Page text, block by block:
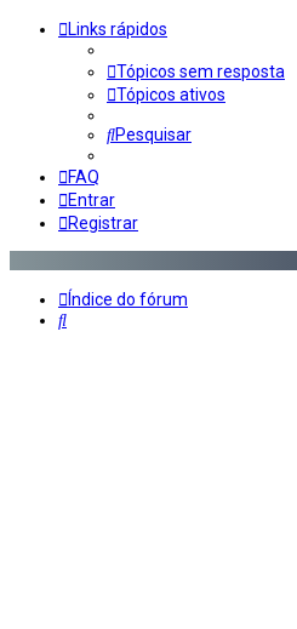
Links rápidos
Tópicos sem resposta
Tópicos ativos
Pesquisar
FAQ
Entrar
Registrar
Índice do fórum
Pesquisar